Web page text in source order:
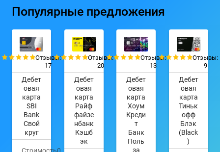
Популярные предложения
Отзывы:
17
Дебет
овая
карта
SBI
Bank
Свой
круг
Стоимость0
Отзывы:
20
Дебет
овая
карта
Райф
файзе
нбанк
Кэшб
эк
Отзывы:
13
Дебет
овая
карта
Хоум
Креди
т
Банк
Поль
за
Отзывы:
9
Дебет
овая
карта
Тиньк
офф
Блэк
(Black
)